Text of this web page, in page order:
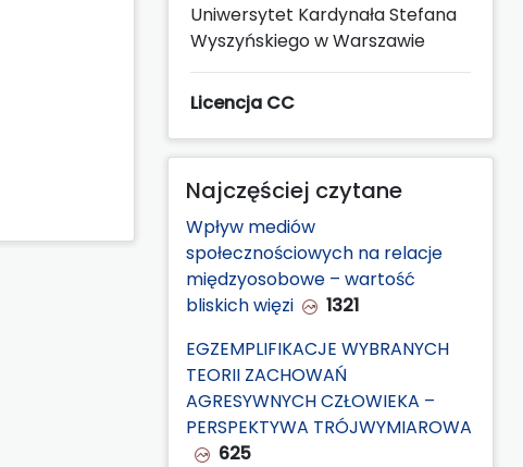
Uniwersytet Kardynała Stefana
Wyszyńskiego w Warszawie
Licencja CC
Najczęściej czytane
Wpływ mediów
społecznościowych na relacje
międzyosobowe – wartość
bliskich więzi
1321
EGZEMPLIFIKACJE WYBRANYCH
TEORII ZACHOWAŃ
AGRESYWNYCH CZŁOWIEKA –
PERSPEKTYWA TRÓJWYMIAROWA
625